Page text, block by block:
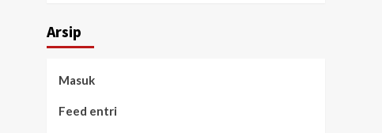
Arsip
Masuk
Feed entri